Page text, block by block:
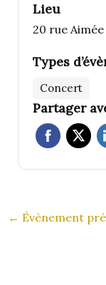
Lieu
20 rue
Types
Concert
Partager
← Évènement